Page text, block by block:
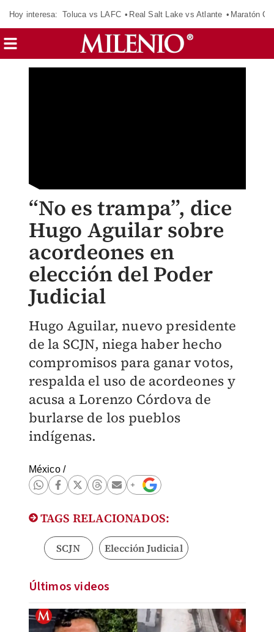
Hoy interesa: Toluca vs LAFC Real Salt Lake vs Atlante Maratón
“No es trampa”, dice
Hugo Aguilar sobre
acordeones en
elección del Poder
Judicial
Hugo Aguilar, nuevo presidente
de la SCJN, niega haber hecho
compromisos para ganar votos,
respalda el uso de acordeones y
acusa a Lorenzo Córdova de
burlarse de los pueblos
indígenas.
México/
TAGS RELACIONADOS:
SCJN Elección Judicial
Últimos videos